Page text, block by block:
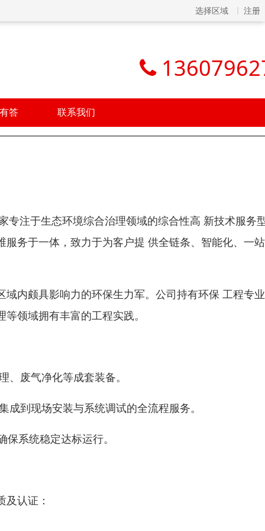
选择区域 注册
答 联系我们
专注于生态环境综合治理领域的综合性高 新技术服务
务于一体，致力于为客户提 供全链条、智能化、一
内颇具影响力的环保生力军。公司持有环保 工程专
领域拥有丰富的工程实践。
、废气净化等成套装备。
到现场安装与系统调试的全流程服务。
系统稳定达标运行。
认证：